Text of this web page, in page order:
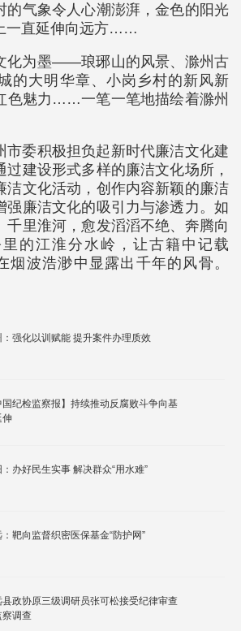
的气象令人心潮澎湃，金色的阳光
一直延伸向远方……
化为墨——琅琊山的风景、滁州古
的大明华章、小岗乡村的新风新
色魅力……一笔一笔地描绘着滁州
市委积极担负起新时代廉洁文化建
过建设形式多样的廉洁文化场所，
洁文化活动，创作内容新颖的廉洁
强廉洁文化的吸引力与渗透力。如
千里淮河，愈发滔滔不绝、奔腾向
的江淮分水岭，让古籍中记载
烟波浩渺中显露出千年的风骨。
：强化以训赋能 提升案件办理质效
国纪检监察报】持续推动反腐败斗争向基
伸
：办好民生实事 解决群众“用水难”
：靶向监督织密医保基金“防护网”
县政协原三级调研员张可松接受纪律审查
察调查